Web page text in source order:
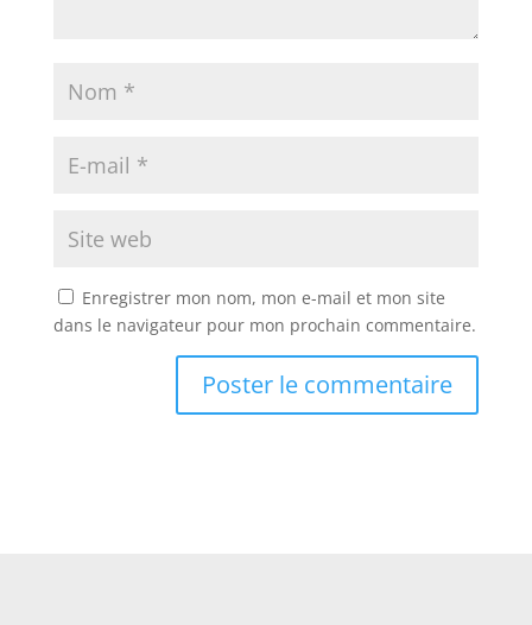
Enregistrer mon nom, mon e-mail et mon site
dans le navigateur pour mon prochain commentaire.